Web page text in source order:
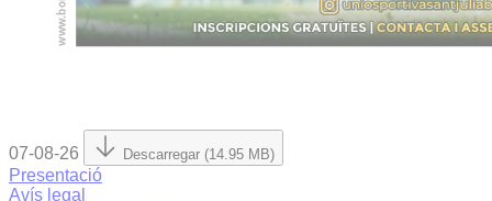
07-08-26 Descarregar (14.95 MB)
Presentació
Avís legal